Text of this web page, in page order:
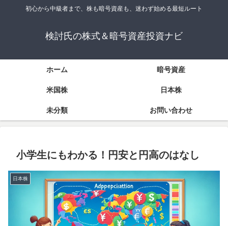
初心から中級者まで、株も暗号資産も、迷わず始める最短ルート
検討氏の株式＆暗号資産投資ナビ
ホーム 暗号資産
米国株 日本株
未分類 お問い合わせ
小学生にもわかる！円安と円高のはなし
日本株